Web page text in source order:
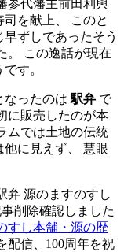
参代藩主前田利興
を献上、 このと
ずしであったそう
。 この逸話が現在
す。
なったのは駅弁 で
に販売したのが本
ムでは土地の伝統
に見えず、 慧眼
弁 源のますのすし
削除確認しました
すし本舗・源の歴
配信、100周年を祝